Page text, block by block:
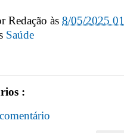
Redação às 8/05/2025
Saúde
: